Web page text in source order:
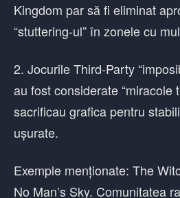
Kingdom par să fi eliminat
“stuttering-ul” în zonele cu
2. Jocurile Third-Party
au fost considerate “miracole
sacrificau grafica pentru
ușurate.
Exemple menționate: The
No Man’s Sky. Comunitatea